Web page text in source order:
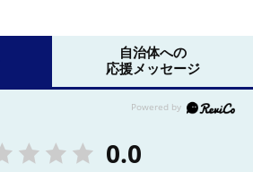
自治体への
応援メッセージ
0.0